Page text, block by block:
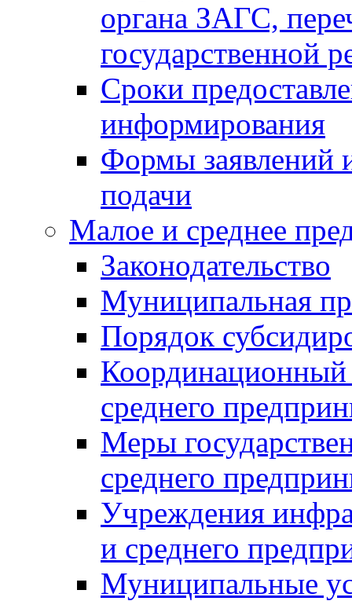
органа ЗАГС,
государственной
Сроки
информирования
Формы заявлений
подачи
Малое и среднее
Законодательство
Муниципальная
Порядок
Координационный
среднего
Меры
среднего
Учреждения
и среднего
Муниципальные